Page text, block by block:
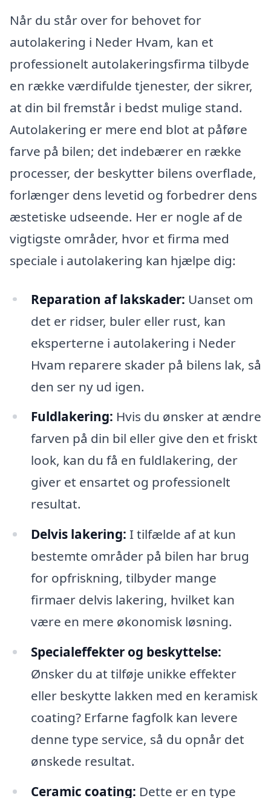
Når du står over for behovet for
autolakering i Neder Hvam, kan et
professionelt autolakeringsfirma tilbyde
en række værdifulde tjenester, der sikrer,
at din bil fremstår i bedst mulige stand.
Autolakering er mere end blot at påføre
farve på bilen; det indebærer en række
processer, der beskytter bilens overflade,
forlænger dens levetid og forbedrer dens
æstetiske udseende. Her er nogle af de
vigtigste områder, hvor et firma med
speciale i autolakering kan hjælpe dig:
Reparation af lakskader: Uanset om
det er ridser, buler eller rust, kan
eksperterne i autolakering i Neder
Hvam reparere skader på bilens lak, så
den ser ny ud igen.
Fuldlakering: Hvis du ønsker at ændre
farven på din bil eller give den et friskt
look, kan du få en fuldlakering, der
giver et ensartet og professionelt
resultat.
Delvis lakering: I tilfælde af at kun
bestemte områder på bilen har brug
for opfriskning, tilbyder mange
firmaer delvis lakering, hvilket kan
være en mere økonomisk løsning.
Specialeffekter og beskyttelse:
Ønsker du at tilføje unikke effekter
eller beskytte lakken med en keramisk
coating? Erfarne fagfolk kan levere
denne type service, så du opnår det
ønskede resultat.
Ceramic coating: Dette er en type